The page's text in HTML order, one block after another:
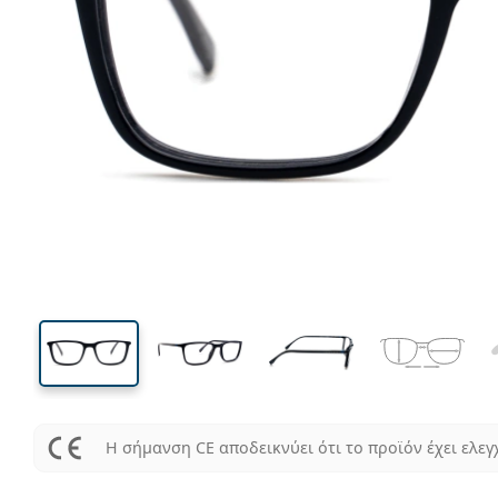
Μήκος σκελετού
36 mm
Ύψος φακού
53 mm
Μήκος φακού
Η σήμανση CE αποδεικνύει ότι το προϊόν έχει